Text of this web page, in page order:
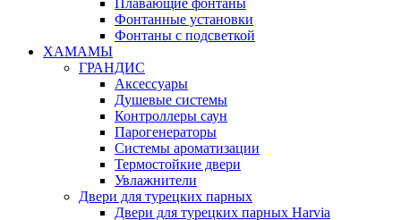
Плавающие фонтаны
Фонтанные установки
Фонтаны с подсветкой
ХАМАМЫ
ГРАНДИС
Аксессуары
Душевые системы
Контроллеры саун
Парогенераторы
Системы ароматизации
Термостойкие двери
Увлажнители
Двери для турецких парных
Двери для турецких парных Harvia